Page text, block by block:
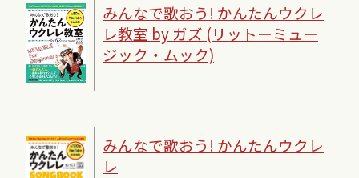
みんなで歌おう! かんたんウクレ
レ教室 by ガズ (リットーミュー
ジック・ムック)
みんなで歌おう! かんたんウクレ
レ